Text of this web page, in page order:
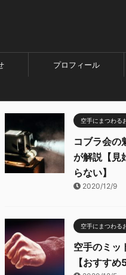
プロフィール
空手にまつわる
コブラ会の
が解説【見
らない】
2020/12/9
空手にまつわる
空手のミッ
【おすすめ